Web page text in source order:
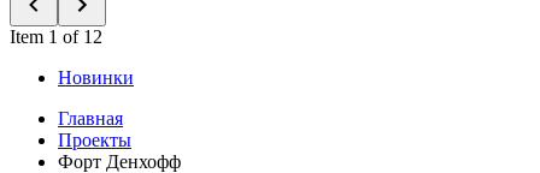
Item 1 of 12
Новинки
Главная
Проекты
Форт Денхофф